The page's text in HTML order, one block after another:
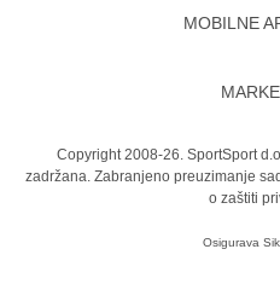
MOBILNE
Copyright 2008-26. SportSport
zadržana. Zabranjeno preuzimanje
o zaštiti
Osigurava